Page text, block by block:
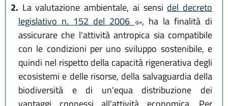
2. La valutazione ambientale, ai sensi del decreto
legislativo n. 152 del 2006
, ha la finalità di
assicurare che l'attività antropica sia compatibile
con le condizioni per uno sviluppo sostenibile, e
quindi nel rispetto della capacità rigenerativa degli
ecosistemi e delle risorse, della salvaguardia della
biodiversità e di un'equa distribuzione dei